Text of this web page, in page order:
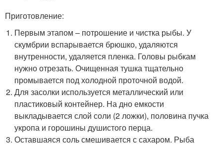
Приготовление:
Первым этапом – потрошение и чистка рыбы. У
скумбрии вспарывается брюшко, удаляются
внутренности, удаляется пленка. Головы рыбкам
нужно отрезать. Очищенная тушка тщательно
промывается под холодной проточной водой.
Для засолки используется металлический или
пластиковый контейнер. На дно емкости
выкладывается слой соли (2 ложки), половина пучка
укропа и горошины душистого перца.
Оставшаяся соль смешивается с сахаром. Рыба